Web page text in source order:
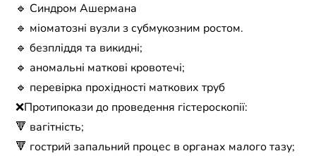
🔹 Синдром Ашермана
🔹 міоматозні вузли з субмукозним ростом.
🔹 безпліддя та викидні;
🔹 аномальні маткові кровотечі;
🔹 перевірка прохідності маткових труб
❌Протипокази до проведення гістероскопії:
🔻 вагітність;
🔻 гострий запальний процес в органах малого тазу;